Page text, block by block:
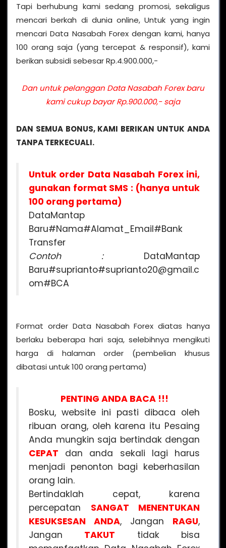
Tapi berhubung kami sedang promosi, sekaligus
mencari berkah di dunia online, Untuk yang ingin
mencari Data Nasabah Forex dengan kami, hanya
100 orang saja (yang tercepat & responsif), kami
berikan subsidi sebesar Rp.4.900.000,-
Dan untuk pelanggan Data Nasabah Forex baru
kami cukup bayar Rp.900.000,- saja
DAN SEMUA BONUS, KAMI BERIKAN UNTUK ANDA
TANPA TERKECUALI.
Untuk order Data Nasabah Forex ini,
gunakan format SMS : (hanya untuk
100 orang pertama)
DataMantap
Baru#Nama#Alamat_Email#Bank
Transfer
Contoh :DataMantap
Baru#suprianto#suprianto20@gmail.c
om#BCA
Format order Data Nasabah Forex diatas hanya
berlaku beberapa hari saja, selebihnya mengikuti
harga di halaman order (pembelian khusus
dibatasi untuk 100 orang pertama)
PENTING ANDA BACA !!!
Bosku, website ini pasti dibaca oleh
ribuan orang, oleh karena itu Pesaing
Anda mungkin saja bertindak dengan
CEPAT dan anda sekali lagi harus
menjadi penonton bagi keberhasilan
orang lain.
Bertindaklah cepat, karena
percepatan SANGAT MENENTUKAN
KESUKSESAN ANDA, Jangan RAGU,
Jangan TAKUT tidak bisa